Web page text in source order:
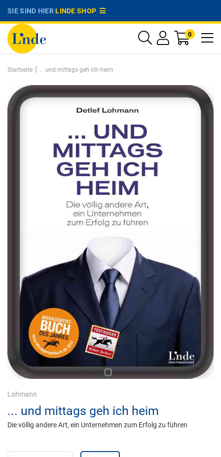
SIE SIND HIERLINDE SHOP
0
Startseite | ... und mittags geh ich heim
Lohmann
... und mittags geh ich heim
Die völlig andere Art, ein Unternehmen zum Erfolg zu führen